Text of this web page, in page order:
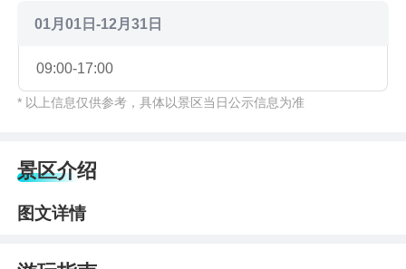
01月01日-12月31日
09:00-17:00
* 以上信息仅供参考，具体以景区当日公示信息为准
景区介绍
图文详情